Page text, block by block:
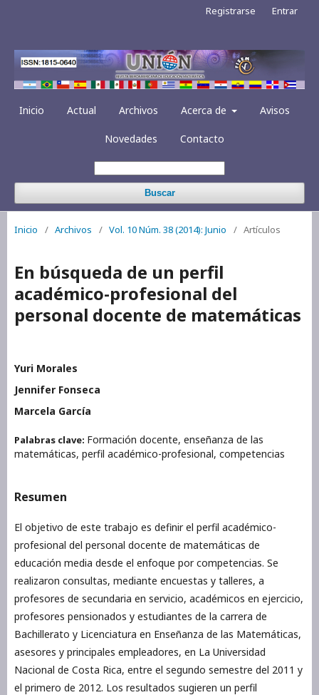
Inicio Actual Archivos Acerca de Avisos
Novedades Contacto
Buscar
Registrarse Entrar
Inicio / Archivos / Vol. 10 Núm. 38 (2014): Junio / Artículos
En búsqueda de un perfil
académico-profesional del
personal docente de matemáticas
Yuri Morales
Jennifer Fonseca
Marcela García
Palabras clave: Formación docente, enseñanza de las
matemáticas, perfil académico-profesional, competencias
Resumen
El objetivo de este trabajo es definir el perfil académico-
profesional del personal docente de matemáticas de
educación media desde el enfoque por competencias. Se
realizaron consultas, mediante encuestas y talleres, a
profesores de secundaria en servicio, académicos en ejercicio,
profesores pensionados y estudiantes de la carrera de
Bachillerato y Licenciatura en Enseñanza de las Matemáticas,
asesores y principales empleadores, en La Universidad
Nacional de Costa Rica, entre el segundo semestre del 2011 y
el primero de 2012. Los resultados sugieren un perfil